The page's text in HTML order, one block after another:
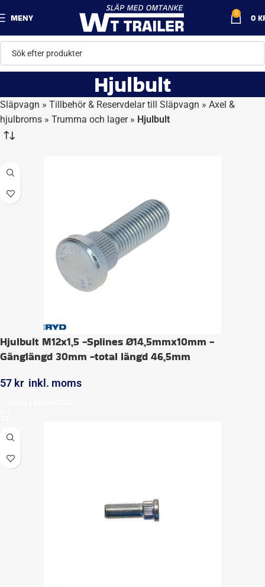
MENY 0 0
Hjulbult
Släpvagn » Tillbehör & Reservdelar till Släpvagn » Axel &
hjulbroms » Trumma och lager» Hjulbult
Hjulbult M12x1,5 -Splines Ø14,5mmx10mm -
Gänglängd 30mm -total längd 46,5mm
57 kr inkl. moms